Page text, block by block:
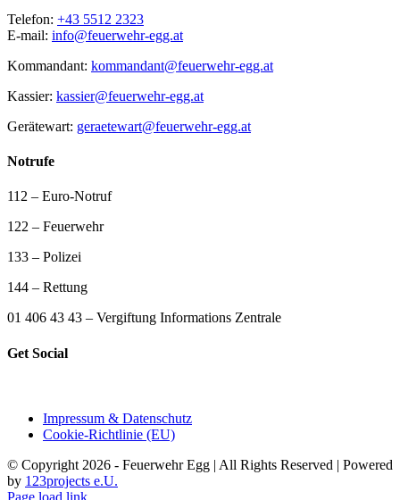
Telefon: +43 5512 2323
E-mail: info@feuerwehr-egg.at
Kommandant: kommandant@feuerwehr-egg.at
Kassier: kassier@feuerwehr-egg.at
Gerätewart: geraetewart@feuerwehr-egg.at
Notrufe
112 – Euro-Notruf
122 – Feuerwehr
133 – Polizei
144 – Rettung
01 406 43 43 – Vergiftung Informations Zentrale
Get Social
Impressum & Datenschutz
Cookie-Richtlinie (EU)
© Copyright 2026 - Feuerwehr Egg | All Rights Reserved | Powered
by 123projects e.U.
Page load link